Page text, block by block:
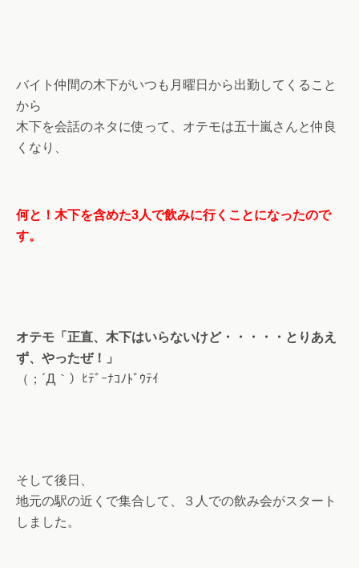
バイト仲間の木下がいつも月曜日から出勤してくること
から
木下を会話のネタに使って、オテモは五十嵐さんと仲良
くなり、
何と！木下を含めた3人で飲みに行くことになったので
す。
オテモ「正直、木下はいらないけど・・・・・とりあえ
ず、やったぜ！」
（；´Д｀）ﾋﾃﾞｰﾅｺﾉﾄﾞｳﾃｲ
そして後日、
地元の駅の近くで集合して、３人での飲み会がスタート
しました。